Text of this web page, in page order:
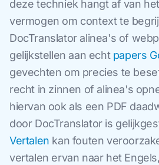
deze techniek hangt af van
vermogen om context te
DocTranslator alinea's of
gelijkstellen aan echt papers
gevechten om precies te
recht in zinnen of alinea's
hiervan ook als een PDF
door DocTranslator is
Vertalen kan fouten
vertalen ervan naar het